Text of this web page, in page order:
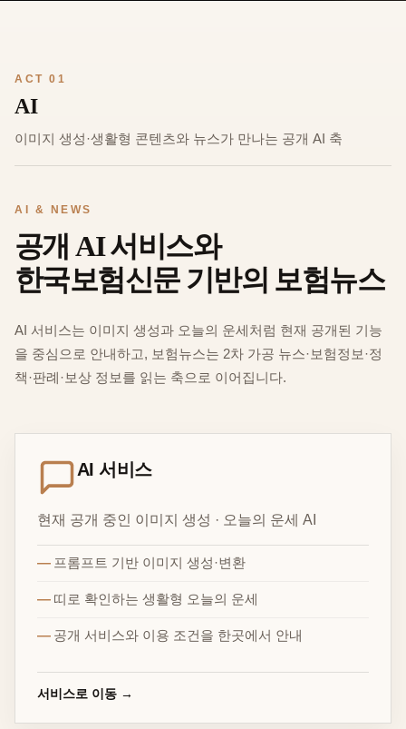
ACT 01
AI
이미지 생성·생활형 콘텐츠와 뉴스가 만나는 공개 AI 축
AI & NEWS
공개 AI 서비스와
한국보험신문 기반의 보험뉴스
AI 서비스는 이미지 생성과 오늘의 운세처럼 현재 공개된 기능
을 중심으로 안내하고, 보험뉴스는 2차 가공 뉴스·보험정보·정
책·판례·보상 정보를 읽는 축으로 이어집니다.
AI 서비스
현재 공개 중인 이미지 생성 · 오늘의 운세 AI
프롬프트 기반 이미지 생성·변환
띠로 확인하는 생활형 오늘의 운세
공개 서비스와 이용 조건을 한곳에서 안내
서비스로 이동 →